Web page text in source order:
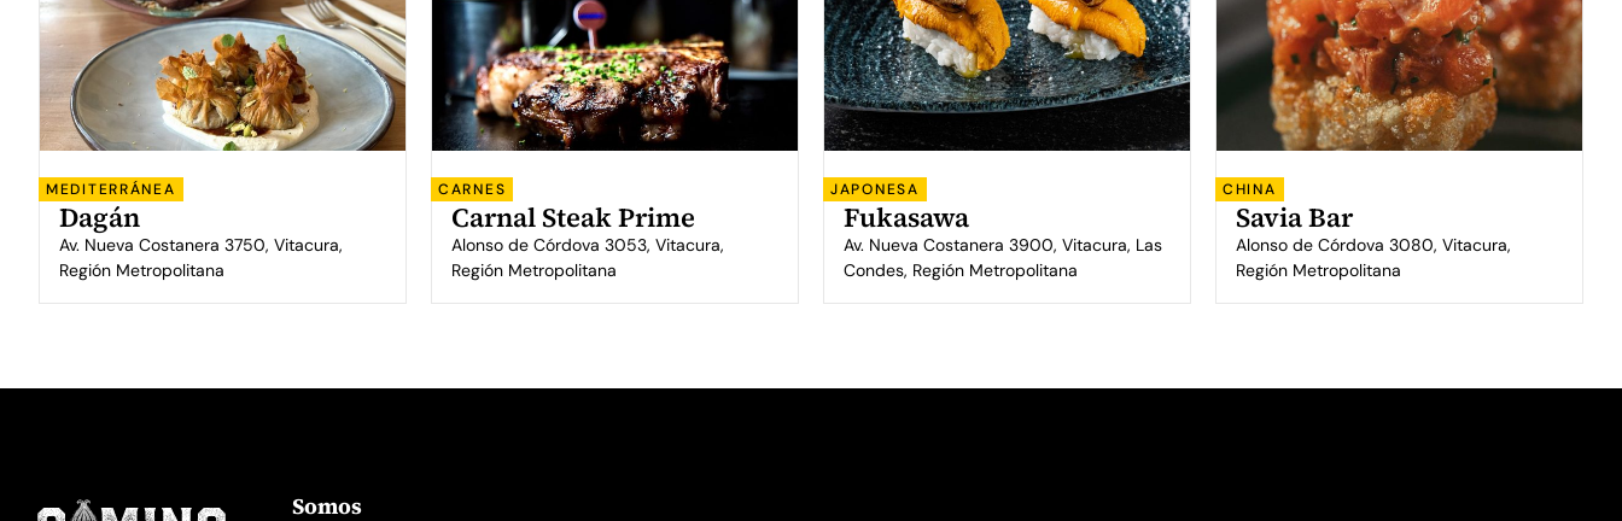
MEDITERRÁNEA
Dagán
Av. Nueva Costanera 3750, Vitacura,
Región Metropolitana
CARNES
Carnal Steak Prime
Alonso de Córdova 3053, Vitacura,
Región Metropolitana
JAPONESA
Fukasawa
Av. Nueva Costanera 3900, Vitacura, Las
Condes, Región Metropolitana
CHINA
Savia Bar
Alonso de Córdova 3080, Vitacura,
Región Metropolitana
Somos